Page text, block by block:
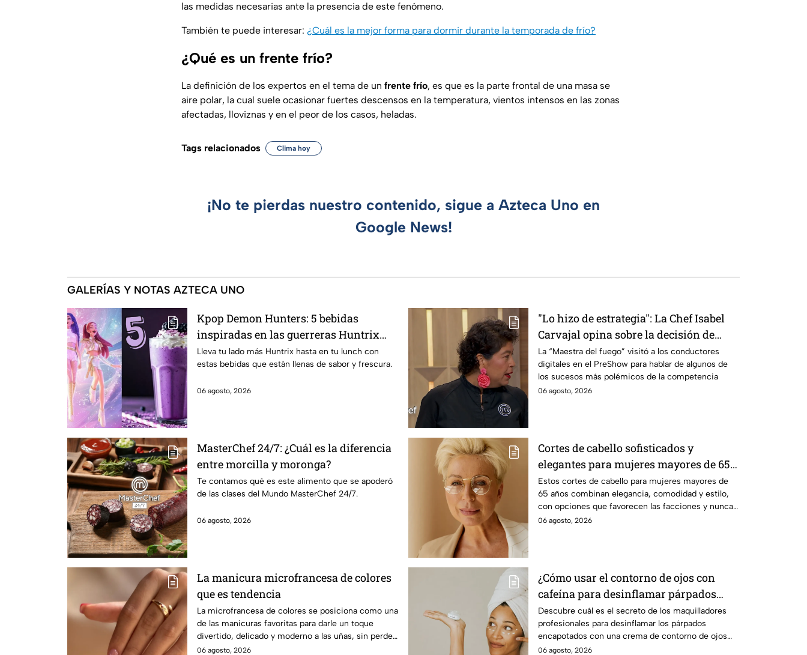
las medidas necesarias ante la presencia de este fenómeno.
También te puede interesar: ¿Cuál es la mejor forma para dormir durante la temporada de frío?
¿Qué es un frente frío?
La definición de los expertos en el tema de un frente frío, es que es la parte frontal de una masa se
aire polar, la cual suele ocasionar fuertes descensos en la temperatura, vientos intensos en las zonas
afectadas, lloviznas y en el peor de los casos, heladas.
Tags relacionados Clima hoy
¡No te pierdas nuestro contenido, sigue a Azteca Uno en
Google News!
GALERÍAS Y NOTAS AZTECA UNO
Kpop Demon Hunters: 5 bebidas
inspiradas en las guerreras Huntrix
para llevar a la escuela este regreso a
clases 2026; son saludables y deliciosas
Lleva tu lado más Huntrix hasta en tu lunch con
estas bebidas que están llenas de sabor y frescura.
06 agosto, 2026
"Lo hizo de estrategia": La Chef Isabel
Carvajal opina sobre la decisión de
Ramahá de subir a Daniela al balcón de
MasterChef 24/7
La “Maestra del fuego” visitó a los conductores
digitales en el PreShow para hablar de algunos de
los sucesos más polémicos de la competencia
06 agosto, 2026
MasterChef 24/7: ¿Cuál es la diferencia
entre morcilla y moronga?
Te contamos qué es este alimento que se apoderó
de las clases del Mundo MasterChef 24/7.
06 agosto, 2026
Cortes de cabello sofisticados y
elegantes para mujeres mayores de 65
años
Estos cortes de cabello para mujeres mayores de
65 años combinan elegancia, comodidad y estilo,
con opciones que favorecen las facciones y nunca
pasan de moda.
06 agosto, 2026
La manicura microfrancesa de colores
que es tendencia
La microfrancesa de colores se posiciona como una
de las manicuras favoritas para darle un toque
divertido, delicado y moderno a las uñas, sin perder
elegancia.
06 agosto, 2026
¿Cómo usar el contorno de ojos con
cafeína para desinflamar párpados
encapotados?
Descubre cuál es el secreto de los maquilladores
profesionales para desinflamar los párpados
encapotados con una crema de contorno de ojos
con cafeína
06 agosto, 2026